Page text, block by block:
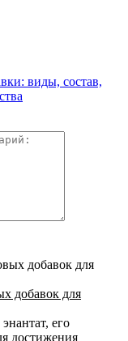
виды, состав,
добавок для